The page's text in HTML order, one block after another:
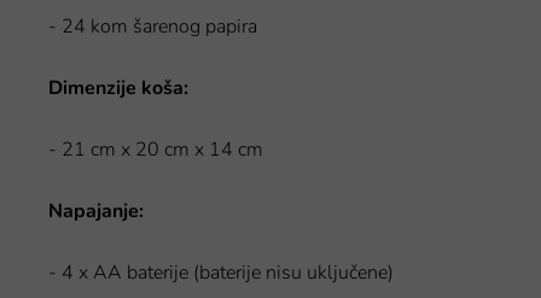
- 24 kom šarenog papira
Dimenzije koša:
- 21 cm x 20 cm x 14 cm
Napajanje:
- 4 x AA baterije (baterije nisu uključene)